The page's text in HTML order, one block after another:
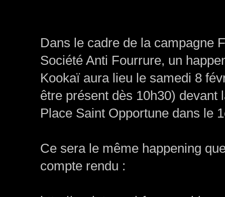
Dans le cadre de la campagne
Société Anti Fourrure, un
Kookaï aura lieu le samedi 8
être présent dès 10h30) devant
Place Saint Opportune dans le
Ce sera le même happening
compte rendu :